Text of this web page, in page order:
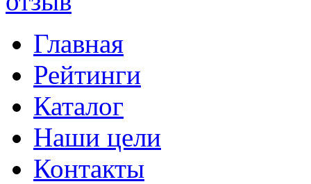
Главная
Рейтинги
Каталог
Наши цели
Контакты